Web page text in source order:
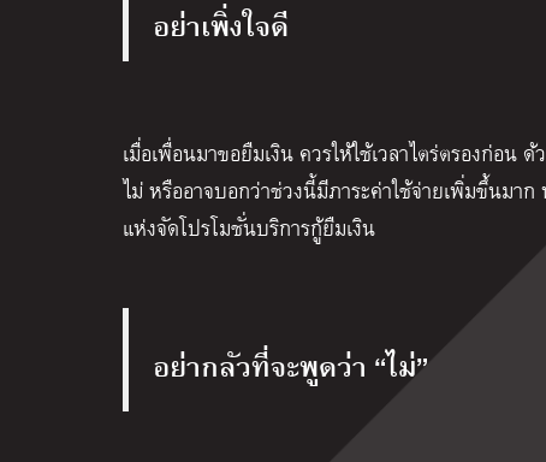
อย่าเพิ่งใจดี
เมื่อเพื่อนมาขอยืมเงิน ควรให้ใช้เวลาไตร่ตรองก่อ
ไม่ หรืออาจบอกว่าช่วงนี้มีภาระค่าใช้จ่ายเพิ่มขึ้นมา
แห่งจัดโปรโมชั่นบริการกู้ยืมเงิน
อย่ากลัวที่จะพูดว่า “ไม่”